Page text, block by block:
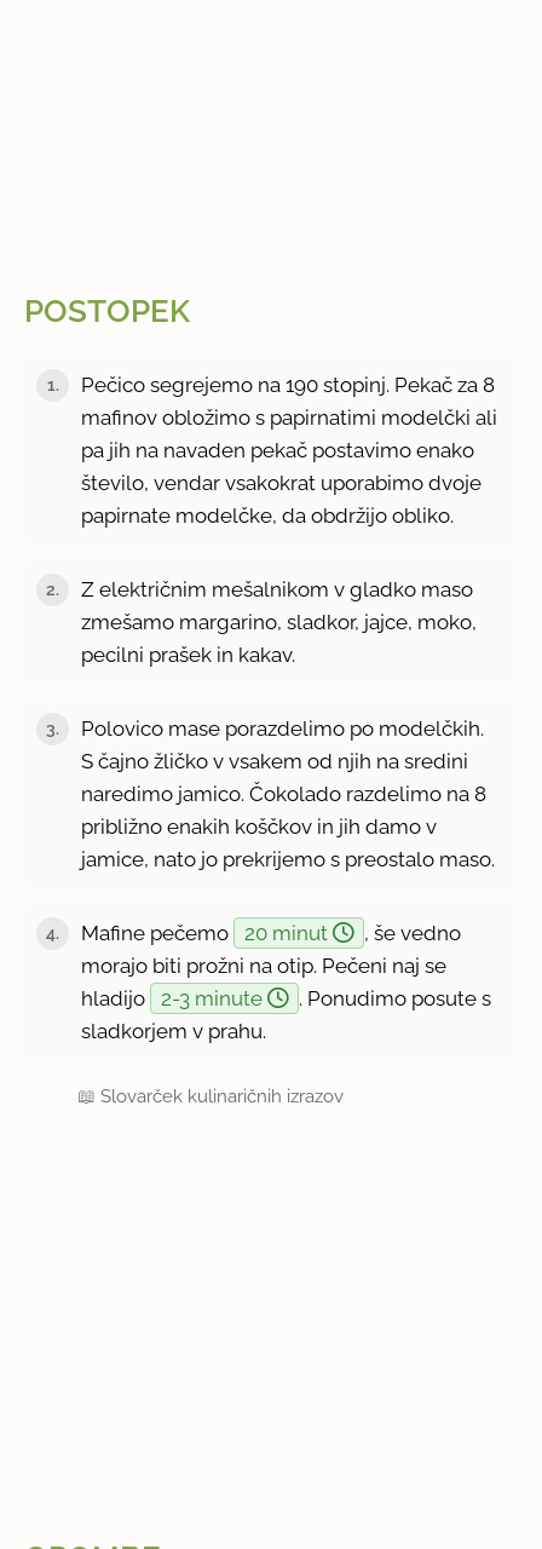
POSTOPEK
1.
Pečico segrejemo na 190 stopinj. Pekač za 8
mafinov obložimo s papirnatimi modelčki ali
pa jih na navaden pekač postavimo enako
število, vendar vsakokrat uporabimo dvoje
papirnate modelčke, da obdržijo obliko.
2.
Z električnim mešalnikom v gladko maso
zmešamo margarino, sladkor, jajce, moko,
pecilni prašek in kakav.
3.
Polovico mase porazdelimo po modelčkih.
S čajno žličko v vsakem od njih na sredini
naredimo jamico. Čokolado razdelimo na 8
približno enakih koščkov in jih damo v
jamice, nato jo prekrijemo s preostalo maso.
4. Mafine pečemo 20 minut
, še vedno
morajo biti prožni na otip. Pečeni naj se
hladijo
2-3 minute
. Ponudimo posute s
sladkorjem v prahu.
📖Slovarček kulinaričnih izrazov